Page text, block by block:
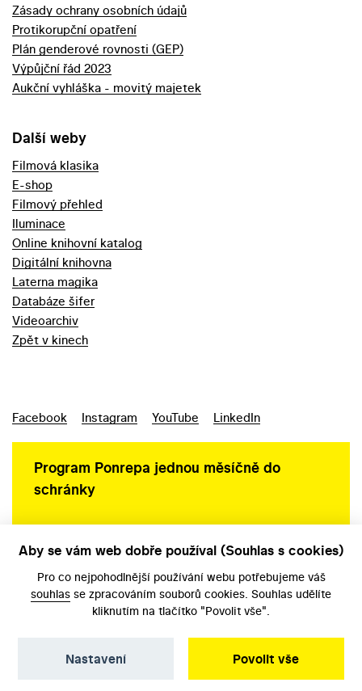
Zásady ochrany osobních údajů
Protikorupční opatření
Plán genderové rovnosti (GEP)
Výpůjční řád 2023
Aukční vyhláška - movitý majetek
Další weby
Filmová klasika
E-shop
Filmový přehled
Iluminace
Online knihovní katalog
Digitální knihovna
Laterna magika
Databáze šifer
Videoarchiv
Zpět v kinech
Facebook Instagram YouTube LinkedIn
Program Ponrepa jednou měsíčně do
schránky
Aby se vám web dobře používal (Souhlas s cookies)
Pro co nejpohodlnější používání webu potřebujeme váš
souhlas se zpracováním souborů cookies. Souhlas udělíte
kliknutím na tlačítko "Povolit vše".
Povolit vše
Nastavení